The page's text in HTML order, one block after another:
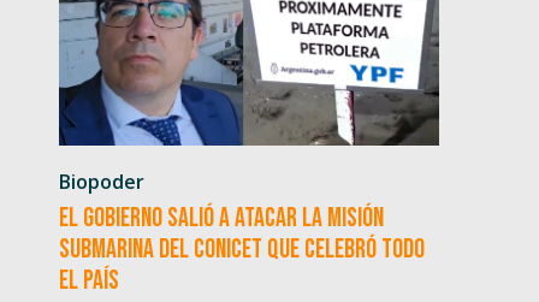
Biopoder
El Gobierno salió a atacar la misión
submarina del CONICET que celebró todo
el país